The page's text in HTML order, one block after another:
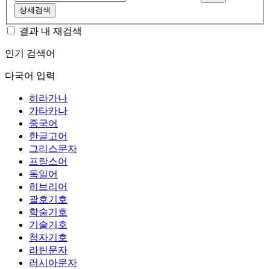
상세검색
결과 내 재검색
인기 검색어
다국어 입력
히라가나
가타카나
중국어
한글고어
그리스문자
프랑스어
독일어
히브리어
괄호기호
학술기호
기술기호
첨자기호
라틴문자
러시아문자